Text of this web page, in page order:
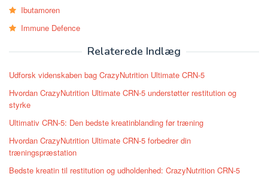
Ibutamoren
Immune Defence
Relaterede Indlæg
Udforsk videnskaben bag CrazyNutrition Ultimate CRN-5
Hvordan CrazyNutrition Ultimate CRN-5 understøtter restitution og
styrke
Ultimativ CRN-5: Den bedste kreatinblanding før træning
Hvordan CrazyNutrition Ultimate CRN-5 forbedrer din
træningspræstation
Bedste kreatin til restitution og udholdenhed: CrazyNutrition CRN-5